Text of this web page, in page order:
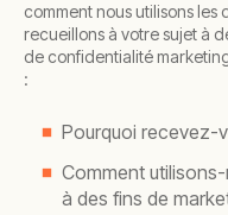
comment nous utilisons
recueillons à votre sujet à
de confidentialité
:
Pourquoi recevez-
Comment
à des fins de